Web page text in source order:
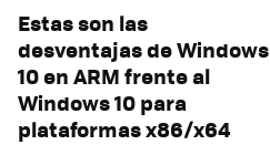
Estas son las
desventajas de Windows
10 en ARM frente al
Windows 10 para
plataformas x86/x64